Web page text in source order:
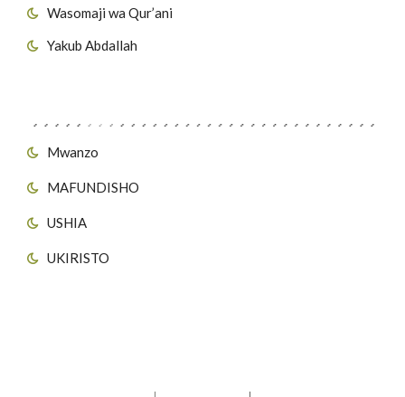
Wasomaji wa Qur’ani
Yakub Abdallah
Mwanzo
MAFUNDISHO
USHIA
UKIRISTO